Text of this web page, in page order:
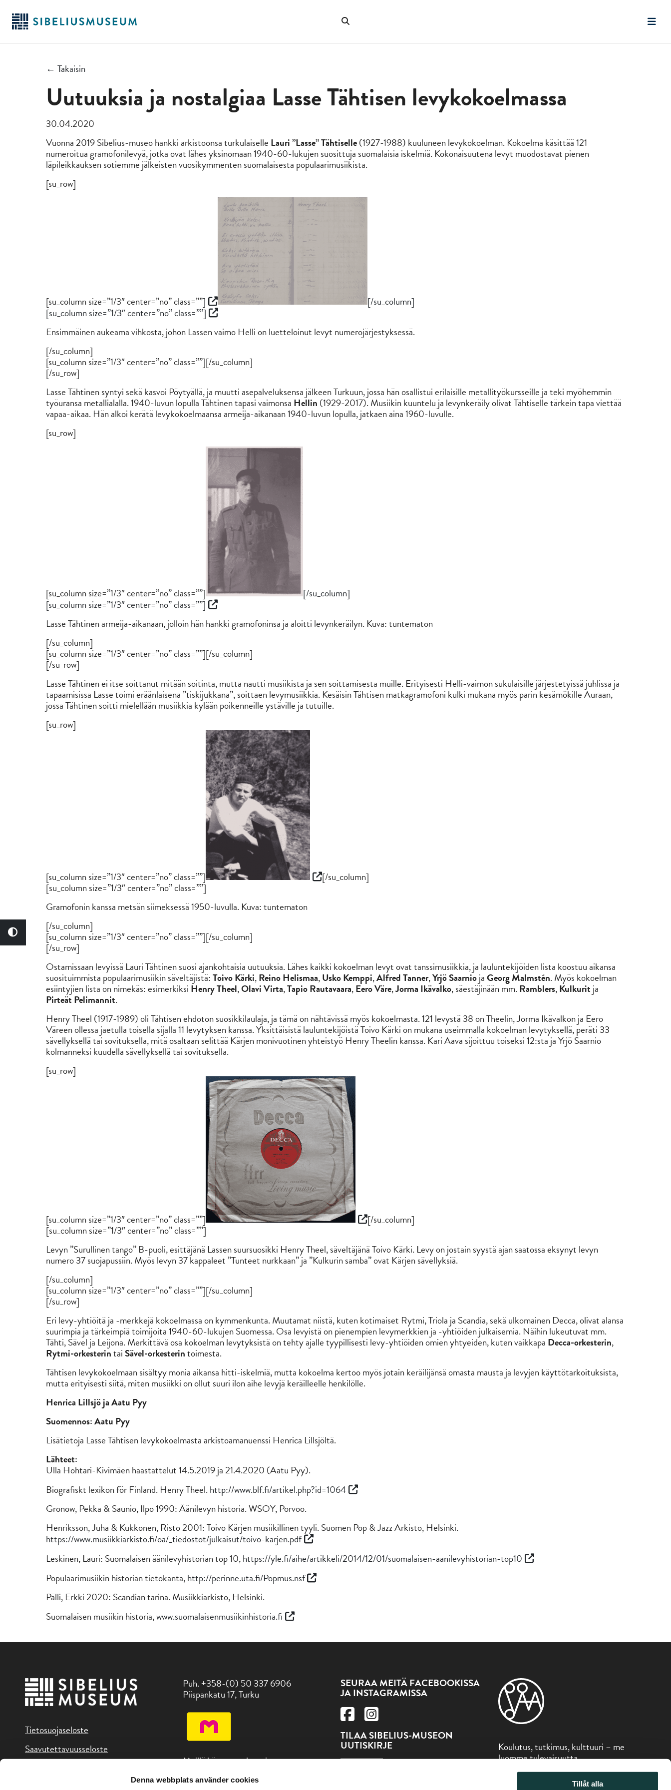
Denna webbplats använder cookies Tillåt alla
pääsisältöön
Hae
← Takaisin
Uutuuksia ja nostalgiaa Lasse Tähtisen levykokoelmassa
30.04.2020
Vuonna 2019 Sibelius-museo hankki arkistoonsa turkulaiselle Lauri ”Lasse” Tähtiselle(1927-1988) kuuluneen levykokoelman. Kokoelma käsittää 121
numeroitua gramofonilevyä, jotka ovat lähes yksinomaan 1940-60-lukujen suosittuja suomalaisia iskelmiä. Kokonaisuutena levyt muodostavat pienen
läpileikkauksen sotiemme jälkeisten vuosikymmenten suomalaisesta populaarimusiikista.
[su_row]
[su_column size=”1/3″ center=”no” class=””] [/su_column]
[su_column size=”1/3″ center=”no” class=””]
Ensimmäinen aukeama vihkosta, johon Lassen vaimo Helli on luetteloinut levyt numerojärjestyksessä.
[/su_column]
[su_column size=”1/3″ center=”no” class=””][/su_column]
[/su_row]
Lasse Tähtinen syntyi sekä kasvoi Pöytyällä, ja muutti asepalveluksensa jälkeen Turkuun, jossa hän osallistui erilaisille metallityökursseille ja teki myöhemmin
työuransa metallialalla. 1940-luvun lopulla Tähtinen tapasi vaimonsa Hellin (1929-2017). Musiikin kuuntelu ja levynkeräily olivat Tähtiselle tärkein tapa viettää
vapaa-aikaa. Hän alkoi kerätä levykokoelmaansa armeija-aikanaan 1940-luvun lopulla, jatkaen aina 1960-luvulle.
[su_row]
[su_column size=”1/3″ center=”no” class=””] [/su_column]
[su_column size=”1/3″ center=”no” class=””]
Lasse Tähtinen armeija-aikanaan, jolloin hän hankki gramofoninsa ja aloitti levynkeräilyn. Kuva: tuntematon
[/su_column]
[su_column size=”1/3″ center=”no” class=””][/su_column]
[/su_row]
Lasse Tähtinen ei itse soittanut mitään soitinta, mutta nautti musiikista ja sen soittamisesta muille. Erityisesti Helli-vaimon sukulaisille järjestetyissä juhlissa ja
tapaamisissa Lasse toimi eräänlaisena ”tiskijukkana”, soittaen levymusiikkia. Kesäisin Tähtisen matkagramofoni kulki mukana myös parin kesämökille Auraan,
jossa Tähtinen soitti mielellään musiikkia kylään poikenneille ystäville ja tutuille.
[su_row]
[su_column size=”1/3″ center=”no” class=””] [/su_column]
[su_column size=”1/3″ center=”no” class=””]
Gramofonin kanssa metsän siimeksessä 1950-luvulla. Kuva: tuntematon
[/su_column]
[su_column size=”1/3″ center=”no” class=””][/su_column]
[/su_row]
Ostamissaan levyissä Lauri Tähtinen suosi ajankohtaisia uutuuksia. Lähes kaikki kokoelman levyt ovat tanssimusiikkia, ja lauluntekijöiden lista koostuu aikansa
suosituimmista populaarimusiikin säveltäjistä:Toivo Kärki,Reino Helismaa,Usko Kemppi,Alfred Tanner,Yrjö SaarniojaGeorg Malmstén. Myös kokoelman
esiintyjien lista on nimekäs: esimerkiksi Henry Theel,Olavi Virta,Tapio Rautavaara,Eero Väre,Jorma Ikävalko, säestäjinään mm. Ramblers,Kulkurit ja
Pirteät Pelimannit.
Henry Theel (1917-1989) oli Tähtisen ehdoton suosikkilaulaja, ja tämä on nähtävissä myös kokoelmasta. 121 levystä 38 on Theelin, Jorma Ikävalkon ja Eero
Väreen ollessa jaetulla toisella sijalla 11 levytyksen kanssa. Yksittäisistä lauluntekijöistä Toivo Kärki on mukana useimmalla kokoelman levytyksellä, peräti 33
sävellyksellä tai sovituksella, mitä osaltaan selittää Kärjen monivuotinen yhteistyö Henry Theelin kanssa. Kari Aava sijoittuu toiseksi 12:sta ja Yrjö Saarnio
kolmanneksi kuudella sävellyksellä tai sovituksella.
[su_row]
[su_column size=”1/3″ center=”no” class=””] [/su_column]
[su_column size=”1/3″ center=”no” class=””]
Levyn ”Surullinen tango” B-puoli, esittäjänä Lassen suursuosikki Henry Theel, säveltäjänä Toivo Kärki. Levy on jostain syystä ajan saatossa eksynyt levyn
numero 37 suojapussiin. Myös levyn 37 kappaleet ”Tunteet nurkkaan” ja ”Kulkurin samba” ovat Kärjen sävellyksiä.
[/su_column]
[su_column size=”1/3″ center=”no” class=””][/su_column]
[/su_row]
Eri levy-yhtiöitä ja -merkkejä kokoelmassa on kymmenkunta. Muutamat niistä, kuten kotimaiset Rytmi, Triola ja Scandia, sekä ulkomainen Decca, olivat alansa
suurimpia ja tärkeimpiä toimijoita 1940-60-lukujen Suomessa. Osa levyistä on pienempien levymerkkien ja -yhtiöiden julkaisemia. Näihin lukeutuvat mm.
Tähti, Sävel ja Leijona. Merkittävä osa kokoelman levytyksistä on tehty ajalle tyypillisesti levy-yhtiöiden omien yhtyeiden, kuten vaikkapa Decca-orkesterin,
Rytmi-orkesterintai Sävel-orkesterintoimesta.
Tähtisen levykokoelmaan sisältyy monia aikansa hitti-iskelmiä, mutta kokoelma kertoo myös jotain keräilijänsä omasta mausta ja levyjen käyttötarkoituksista,
mutta erityisesti siitä, miten musiikki on ollut suuri ilon aihe levyjä keräilleelle henkilölle.
Henrica Lillsjö ja Aatu Pyy
Suomennos: Aatu Pyy
Lisätietoja Lasse Tähtisen levykokoelmasta arkistoamanuenssi Henrica Lillsjöltä.
Lähteet:
Ulla Hohtari-Kivimäen haastattelut 14.5.2019 ja 21.4.2020 (Aatu Pyy).
Biografiskt lexikon för Finland. Henry Theel. http://www.blf.fi/artikel.php?id=1064
Gronow, Pekka & Saunio, Ilpo 1990: Äänilevyn historia. WSOY, Porvoo.
Henriksson, Juha & Kukkonen, Risto 2001: Toivo Kärjen musiikillinen tyyli. Suomen Pop & Jazz Arkisto, Helsinki.
https://www.musiikkiarkisto.fi/oa/_tiedostot/julkaisut/toivo-karjen.pdf
Leskinen, Lauri: Suomalaisen äänilevyhistorian top 10,https://yle.fi/aihe/artikkeli/2014/12/01/suomalaisen-aanilevyhistorian-top10
Populaarimusiikin historian tietokanta,http://perinne.uta.fi/Popmus.nsf
Pälli, Erkki 2020: Scandian tarina. Musiikkiarkisto, Helsinki.
Suomalaisen musiikin historia,www.suomalaisenmusiikinhistoria.fi
Tietosuojaseloste
Saavutettavuusseloste
Puh. +358-(0) 50 337 6906
Piispankatu 17, Turku
Meillä käy museokortti
SEURAA MEITÄ FACEBOOKISSA
JA INSTAGRAMISSA
TILAA SIBELIUS-MUSEON
UUTISKIRJE
Koulutus, tutkimus, kulttuuri – me
luomme tulevaisuutta
Sibelius-museo on osa Åbo Akademin